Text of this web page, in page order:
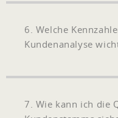
6. Welche
Kundenanalyse
7. Wie kann ich die